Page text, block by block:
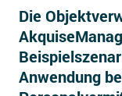
Impressum
Kontakt
Die
Anwendung